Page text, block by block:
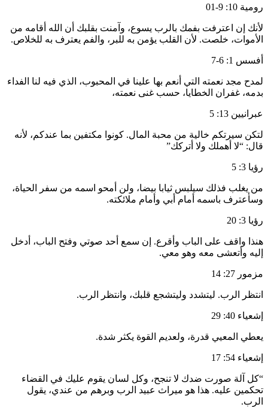
رومية 10: 9-01
لأنك إن اعترفت بفمك بالرب يسوع، وآمنت بقلبك أن الله أقامه من
الأموات، خلصت. لأن القلب يؤمن به للبر، والفم يعترف به للخلاص.
أفسس 1: 6-7
لمدح مجد نعمته التي أنعم بها علينا في المحبوب، الذي فيه لنا الفداء
بدمه، غفران الخطايا، حسب غنى نعمته،
عبرانيين 13: 5
لتكن سيرتكم خالية من محبة المال. كونوا مكتفين بما عندكم، لأنه
قال: “لا أهملك ولا أتركك”
رؤيا 3: 5
من يغلب فذلك سيلبس ثيابا بيضا، ولن أمحو اسمه من سفر الحياة،
وسأعترف باسمه أمام أبي وأمام ملائكته.
رؤيا 3: 20
هنذا واقف على الباب وأقرع. إن سمع أحد صوتي وفتح الباب، أدخل
إليه وأتعشى معه وهو معي.
مزمور 27: 14
انتظر الرب. ليتشدد وليتشجع قلبك، وانتظر الرب.
إشعياء 40: 29
يعطي المعيي قدرة، ولعديم القوة يكثر شدة.
إشعياء 54: 17
“كل آلة صورت ضدك لا تنجح، وكل لسان يقوم عليك في القضاء
تحكمين عليه. هذا هو ميراث عبيد الرب وبرهم من عندي، يقول
الرب.